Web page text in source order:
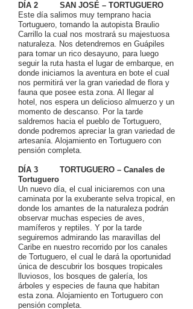
DÍA 2 SAN JOSÉ – TORTUGUERO
Este día salimos muy temprano hacia
Tortuguero, tomando la autopista Braulio
Carrillo la cual nos mostrará su majestuosa
naturaleza. Nos detendremos en Guápiles
para tomar un rico desayuno, para luego
seguir la ruta hasta el lugar de embarque, en
donde iniciamos la aventura en bote el cual
nos permitirá ver la gran variedad de flora y
fauna que posee esta zona. Al llegar al
hotel, nos espera un delicioso almuerzo y un
momento de descanso. Por la tarde
saldremos hacia el pueblo de Tortuguero,
donde podremos apreciar la gran variedad de
artesanía. Alojamiento en Tortuguero con
pensión completa.
DÍA 3 TORTUGUERO – Canales de
Tortuguero
Un nuevo día, el cual iniciaremos con una
caminata por la exuberante selva tropical, en
donde los amantes de la naturaleza podrán
observar muchas especies de aves,
mamíferos y reptiles. Y por la tarde
seguiremos admirando las maravillas del
Caribe en nuestro recorrido por los canales
de Tortuguero, el cual le dará la oportunidad
única de descubrir los bosques tropicales
lluviosos, los bosques de galería, los
árboles y especies de fauna que habitan
esta zona. Alojamiento en Tortuguero con
pensión completa.